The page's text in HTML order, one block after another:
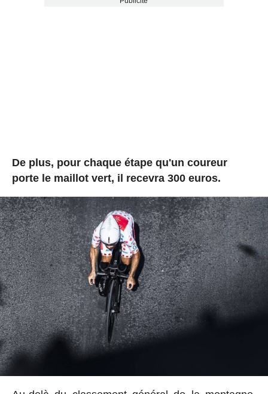
De plus, pour chaque étape qu'un coureur
porte le maillot vert, il recevra 300 euros.